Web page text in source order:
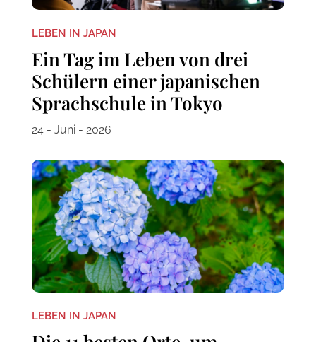
LEBEN IN JAPAN
Ein Tag im Leben von drei
Schülern einer japanischen
Sprachschule in Tokyo
24 - Juni - 2026
LEBEN IN JAPAN